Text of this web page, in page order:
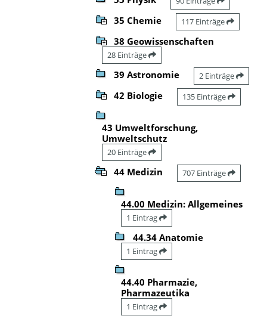
35 Chemie 117 Einträge
38 Geowissenschaften
28 Einträge
39 Astronomie 2 Einträge
42 Biologie 135 Einträge
43 Umweltforschung,
Umweltschutz
20 Einträge
44 Medizin 707 Einträge
44.00 Medizin: Allgemeines
1 Eintrag
44.34 Anatomie
1 Eintrag
44.40 Pharmazie,
Pharmazeutika
1 Eintrag